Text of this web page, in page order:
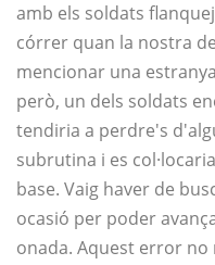
amb els soldats
córrer quan la nostra
mencionar una
però, un dels soldats
tendiria a perdre's
subrutina i es
base. Vaig haver de
ocasió per poder
onada. Aquest error